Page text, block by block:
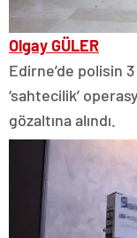
Olgay GÜLER
Edirne’de polisin
‘sahtecilik’
gözaltına alındı.